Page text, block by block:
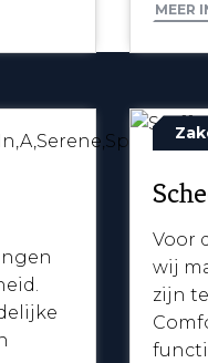
MEER
Voor
wij
zijn